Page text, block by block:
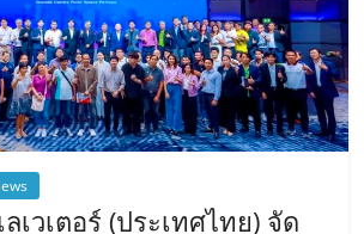
เวเตอร์ (ประเทศไทย) จัด